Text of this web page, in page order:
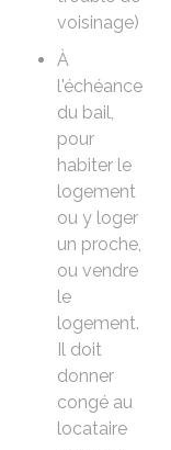
voisinage)
À
l'échéance
du bail,
pour
habiter le
logement
ou y loger
un proche,
ou vendre
le
logement.
Il doit
donner
congé au
locataire